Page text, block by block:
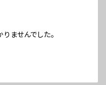
ませんでした。